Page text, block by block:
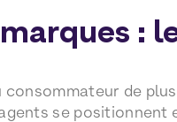
:
consommateur de
se positionnent